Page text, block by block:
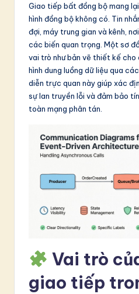
in
A
In
Giao tiếp bất đồng bộ mang
hình đồng bộ không có. Tin
đợi, máy trung gian và kênh,
các biến quan trọng. Một sơ
vai trò như bản vẽ thiết kế
hình dung luồng dữ liệu qua
diễn trực quan này giúp xác
sự lan truyền lỗi và đảm bảo
toàn mạng phân tán.
Vai trò
giao tiếp